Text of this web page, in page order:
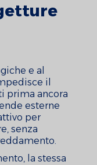
e al
il
prima ancora
esterne
per
senza
la stessa